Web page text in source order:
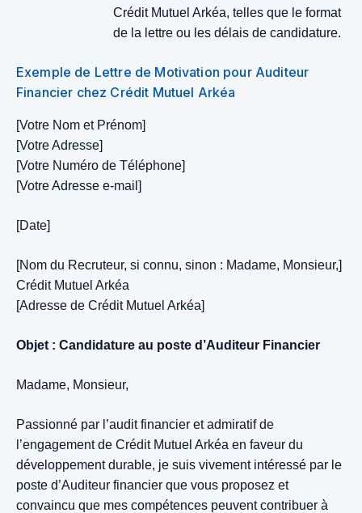
Crédit Mutuel Arkéa, telles que le format
de la lettre ou les délais de candidature.
Exemple de Lettre de Motivation pour Auditeur
Financier chez Crédit Mutuel Arkéa
[Votre Nom et Prénom]
[Votre Adresse]
[Votre Numéro de Téléphone]
[Votre Adresse e-mail]
[Date]
[Nom du Recruteur, si connu, sinon : Madame, Monsieur,]
Crédit Mutuel Arkéa
[Adresse de Crédit Mutuel Arkéa]
Objet : Candidature au poste d’Auditeur Financier
Madame, Monsieur,
Passionné par l’audit financier et admiratif de
l’engagement de Crédit Mutuel Arkéa en faveur du
développement durable, je suis vivement intéressé par le
poste d’Auditeur financier que vous proposez et
convaincu que mes compétences peuvent contribuer à